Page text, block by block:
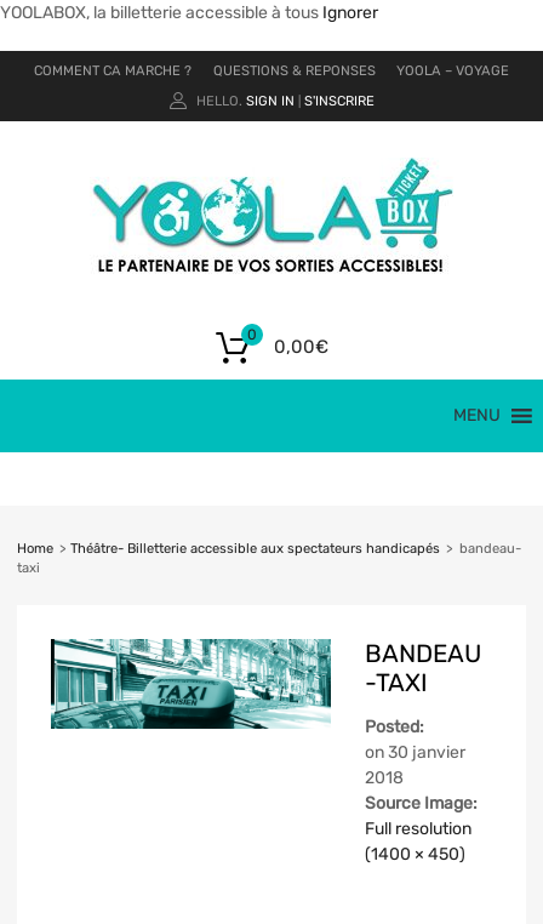
YOOLABOX, la billetterie accessible à tous Ignorer
COMMENT CA MARCHE ? QUESTIONS & REPONSES
YOOLA – VOYAGE
HELLO. SIGN IN S'INSCRIRE
0,00€
0
MENU
Home > Théâtre- Billetterie accessible aux spectateurs handicapés > bandeau-
taxi
BANDEAU
-TAXI
Posted:
on30 janvier
2018
Source Image:
Full resolution
(1400 × 450)